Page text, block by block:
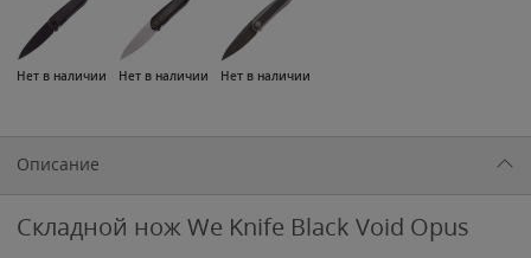
Нет в наличии Нет в наличии Нет в наличии
Описание
Складной нож We Knife Black Void Opus